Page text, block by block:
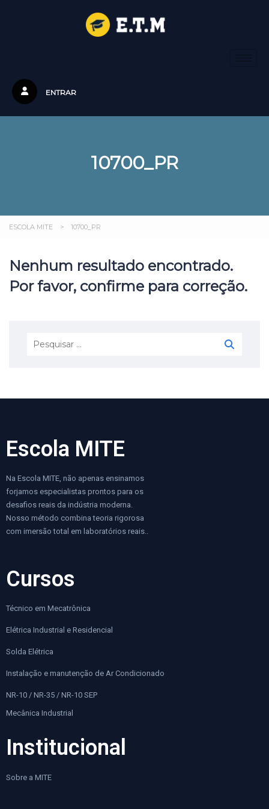
ENTRAR
10700_PR
ESCOLA MITE > 10700_PR
Nenhum resultado encontrado.
Por favor, confirme para correção.
Escola MITE
Na Escola MITE, não apenas ensinamos
forjamos especialistas prontos para os
desafios reais da indústria moderna.
Nosso método combina teoria rigorosa
com imersão total em laboratórios reais..
Cursos
Técnico em Mecatrônica
Elétrica Industrial e Residencial
Solda Elétrica
Instalação e manutenção de Ar Condicionado
NR-10 / NR-35 / NR-10 SEP
Mecânica Industrial
Institucional
Sobre a MITE